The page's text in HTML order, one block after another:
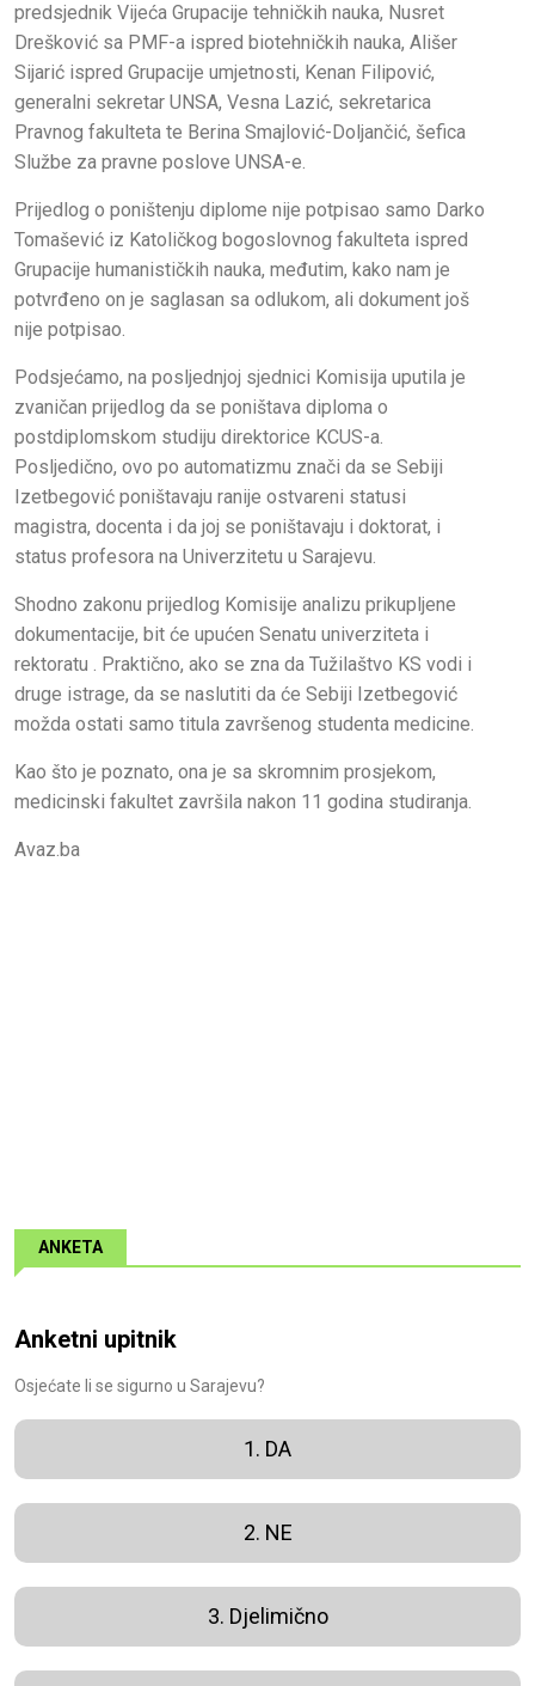
predsjednik Vijeća Grupacije tehničkih nauka, Nusret
Drešković sa PMF-a ispred biotehničkih nauka, Ališer
Sijarić ispred Grupacije umjetnosti, Kenan Filipović,
generalni sekretar UNSA, Vesna Lazić, sekretarica
Pravnog fakulteta te Berina Smajlović-Doljančić, šefica
Službe za pravne poslove UNSA-e.
Prijedlog o poništenju diplome nije potpisao samo Darko
Tomašević iz Katoličkog bogoslovnog fakulteta ispred
Grupacije humanističkih nauka, međutim, kako nam je
potvrđeno on je saglasan sa odlukom, ali dokument još
nije potpisao.
Podsjećamo, na posljednjoj sjednici Komisija uputila je
zvaničan prijedlog da se poništava diploma o
postdiplomskom studiju direktorice KCUS-a.
Posljedično, ovo po automatizmu znači da se Sebiji
Izetbegović poništavaju ranije ostvareni statusi
magistra, docenta i da joj se poništavaju i doktorat, i
status profesora na Univerzitetu u Sarajevu.
Shodno zakonu prijedlog Komisije analizu prikupljene
dokumentacije, bit će upućen Senatu univerziteta i
rektoratu . Praktično, ako se zna da Tužilaštvo KS vodi i
druge istrage, da se naslutiti da će Sebiji Izetbegović
možda ostati samo titula završenog studenta medicine.
Kao što je poznato, ona je sa skromnim prosjekom,
medicinski fakultet završila nakon 11 godina studiranja.
Avaz.ba
ANKETA
Anketni upitnik
Osjećate li se sigurno u Sarajevu?
1. DA
2. NE
3. Djelimično